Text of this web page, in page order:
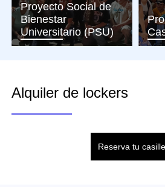
Proyecto Social de
Bienestar
Universitario (PSU)
Alquiler de lockers
Reserva tu